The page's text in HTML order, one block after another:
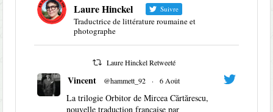
Laure Hinckel Suivre
Traductrice de littérature roumaine et
photographe
Laure Hinckel Retweeté
Vincent @hammett_92 · 6 Août
La trilogie Orbitor de Mircea Cărtărescu,
nouvelle traduction française par